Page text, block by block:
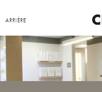
ARRIÈRE